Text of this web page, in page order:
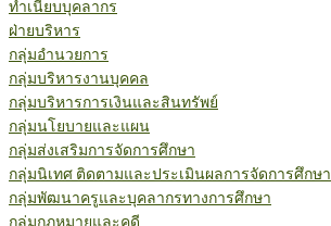
ทำเนียบบุคลากร
ฝ่ายบริหาร
กลุ่มอำนวยการ
กลุ่มบริหารงานบุคคล
กลุ่มบริหารการเงินและสินทรัพย์
กลุ่มนโยบายและแผน
กลุ่มส่งเสริมการจัดการศึกษา
กลุ่มนิเทศ ติดตามและประเมินผลการจัดการศึกษา
กลุ่มพัฒนาครูและบุคลากรทางการศึกษา
กลุ่มกฎหมายและคดี